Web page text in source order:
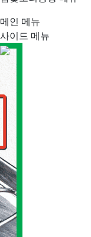
메인 메뉴
사이드 메뉴